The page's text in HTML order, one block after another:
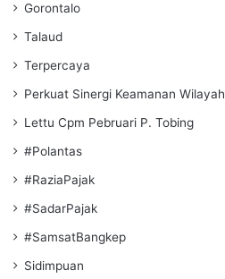
Gorontalo
Talaud
Terpercaya
Perkuat Sinergi Keamanan Wilayah
Lettu Cpm Pebruari P. Tobing
#Polantas
#RaziaPajak
#SadarPajak
#SamsatBangkep
Sidimpuan